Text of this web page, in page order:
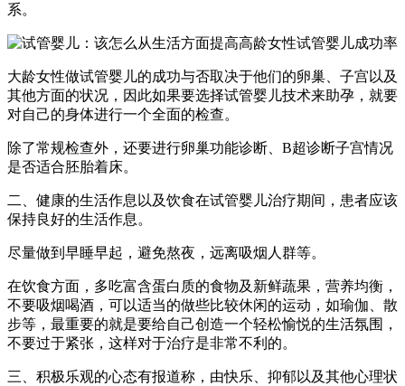
系。
大龄女性做试管婴儿的成功与否取决于他们的卵巢、子宫以及
其他方面的状况，因此如果要选择试管婴儿技术来助孕，就要
对自己的身体进行一个全面的检查。
除了常规检查外，还要进行卵巢功能诊断、B超诊断子宫情况
是否适合胚胎着床。
二、健康的生活作息以及饮食在试管婴儿治疗期间，患者应该
保持良好的生活作息。
尽量做到早睡早起，避免熬夜，远离吸烟人群等。
在饮食方面，多吃富含蛋白质的食物及新鲜蔬果，营养均衡，
不要吸烟喝酒，可以适当的做些比较休闲的运动，如瑜伽、散
步等，最重要的就是要给自己创造一个轻松愉悦的生活氛围，
不要过于紧张，这样对于治疗是非常不利的。
三、积极乐观的心态有报道称，由快乐、抑郁以及其他心理状